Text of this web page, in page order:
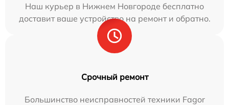
Наш курьер в Нижнем Новгороде бесплатно
доставит ваше устройство на ремонт и обратно.
Срочный ремонт
Большинство неисправностей техники Fagor